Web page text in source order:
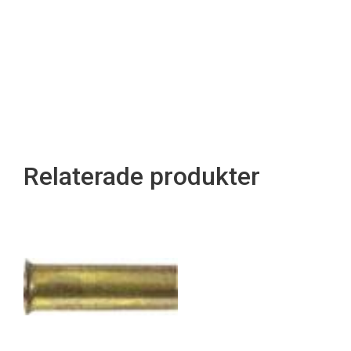
Relaterade produkter